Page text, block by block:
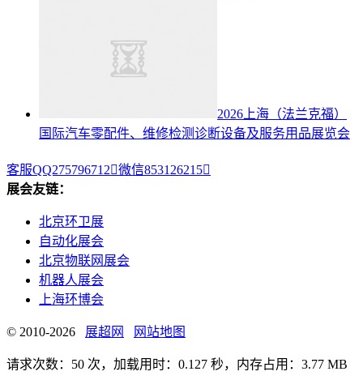
2026上海（法兰克福）
国际汽车零配件、维修检测诊断设备及服务用品展览会
客服QQ275796712微信853126215
展会友链：
北京环卫展
自动化展会
北京物联网展会
机器人展会
上海环博会
© 2010-2026 展超网 网站地图
请求次数：50 次，加载用时：0.127 秒，内存占用：3.77 MB